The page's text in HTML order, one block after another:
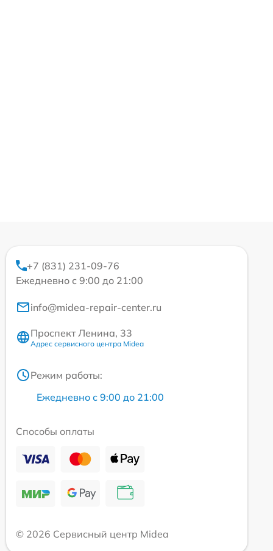
+7 (831) 231-09-76
Ежедневно с 9:00 до 21:00
info@midea-repair-center.ru
Проспект Ленина, 33
Адрес сервисного центра Midea
Режим работы:
Ежедневно с 9:00 до 21:00
Способы оплаты
© 2026 Сервисный центр Midea